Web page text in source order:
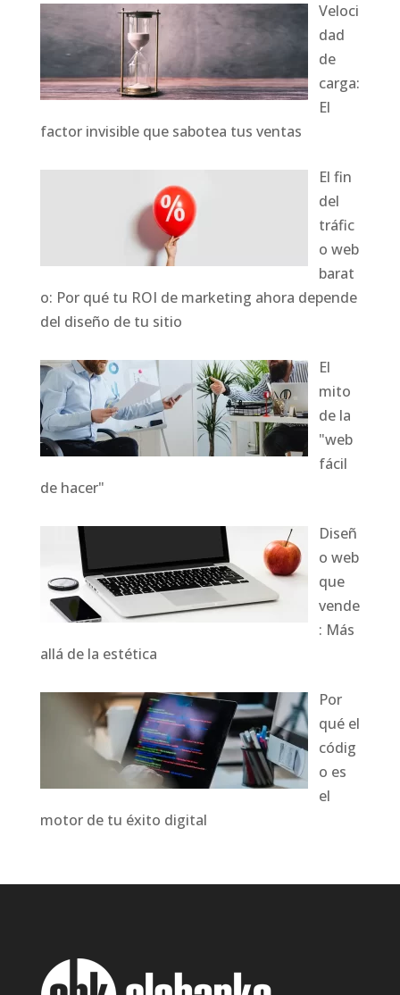
Veloci
dad
de
carga:
El
factor invisible que sabotea tus ventas
El fin
del
tráfic
o web
barat
o: Por qué tu ROI de marketing ahora depende
del diseño de tu sitio
El
mito
de la
"web
fácil
de hacer"
Diseñ
o web
que
vende
: Más
allá de la estética
Por
qué el
códig
o es
el
motor de tu éxito digital